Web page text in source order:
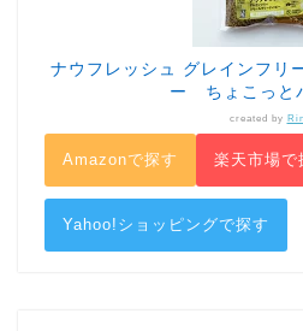
ナウフレッシュ グレインフリ
ー ちょこっと
created by
Amazonで探す 楽天市場で
Yahoo!ショッピングで探す